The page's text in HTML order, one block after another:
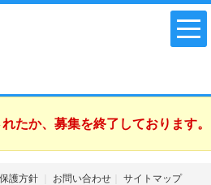
たか、募集を終了しております。
護方針 お問い合わせ サイトマップ